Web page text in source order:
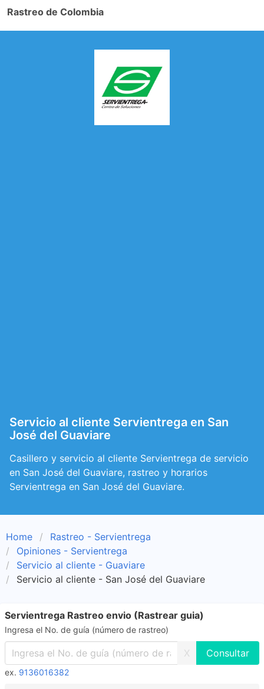
Rastreo de Colombia
Servicio al cliente Servientrega en San
José del Guaviare
Casillero y servicio al cliente Servientrega de servicio
en San José del Guaviare, rastreo y horarios
Servientrega en San José del Guaviare.
Home
Rastreo - Servientrega
Opiniones - Servientrega
Servicio al cliente - Guaviare
Servicio al cliente - San José del Guaviare
Servientrega Rastreo envio (Rastrear guia)
Ingresa el No. de guía (número de rastreo)
X
ex. 9136016382